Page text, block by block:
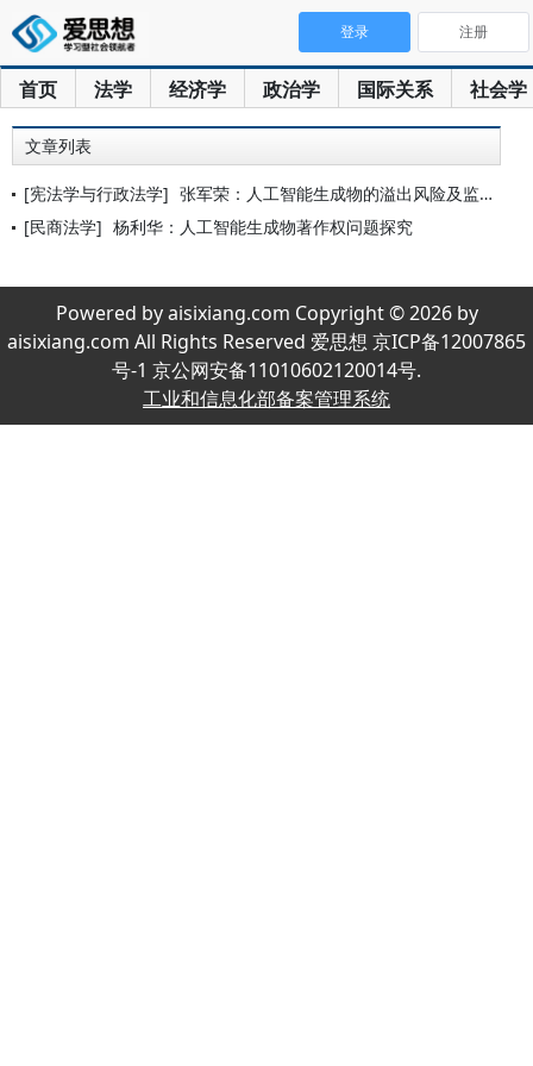
首页 法学 经济学 政治学 国际关系 社会学
登录 注册
文章列表
[宪法学与行政法学] 张军荣：人工智能生成物的溢出风险及监管规则研究
[民商法学] 杨利华：人工智能生成物著作权问题探究
Powered by aisixiang.com Copyright © 2026 by
aisixiang.com All Rights Reserved 爱思想 京ICP备12007865
号-1 京公网安备11010602120014号.
工业和信息化部备案管理系统